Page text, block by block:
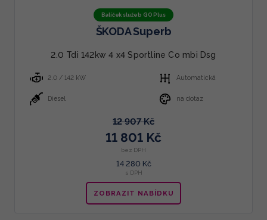
Balíček služeb GO Plus
ŠKODA Superb
2.0 Tdi 142kw 4 x4 Sportline Co mbi Dsg
2.0 / 142 kW Automatická
Diesel na dotaz
12 907 Kč
11 801 Kč
bez DPH
14 280 Kč
s DPH
ZOBRAZIT NABÍDKU